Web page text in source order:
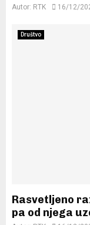
Autor: RTK 16/12/
Društvo
Rasvetljeno
pa od njega